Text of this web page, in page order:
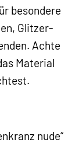
besondere
Glitzer-
Achte
Material
nude“